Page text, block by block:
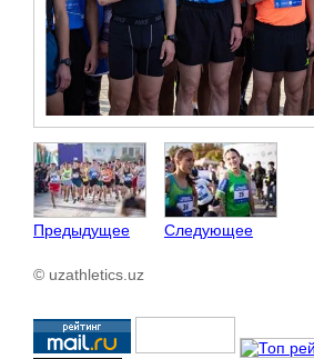
Предыдущее Следующее
© uzathletics.uz